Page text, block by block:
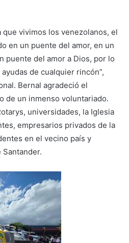
que vivimos los venezolanos, el
en un puente del amor, en un
puente del amor a Dios, por lo
de cualquier rincón”,
Bernal agradeció el
de un inmenso voluntariado.
universidades, la Iglesia
empresarios privados de la
en el vecino país y